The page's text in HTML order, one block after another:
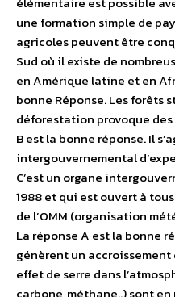
une formation simple de
agricoles peuvent être
Sud où il existe de
en Amérique latine et en
bonne Réponse. Les forêts
déforestation provoque des
B est la bonne réponse. Il
intergouvernemental
C’est un organe
1988 et qui est ouvert à
de l’OMM (organisation
La réponse A est la bonne
génèrent un
effet de serre dans